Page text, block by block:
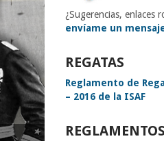
¿Sugerencias, enlaces
envíame un
REGATAS
Reglamento de
– 2016 de la ISAF